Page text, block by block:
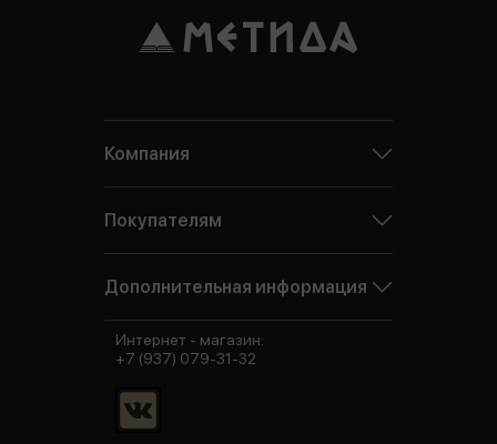
Компания
Покупателям
Дополнительная информация
Интернет - магазин:
+7 (937) 079-31-32